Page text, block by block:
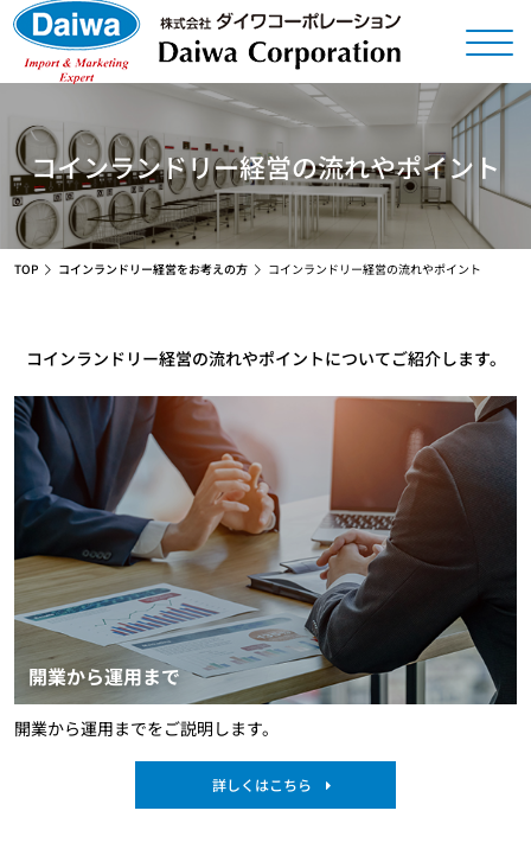
コインランドリー経営の流れやポイント
TOP コインランドリー経営をお考えの方 コインランドリー経営の流れやポイント
コインランドリー経営の流れやポイントについてご紹介します。
開業から運用まで
開業から運用までをご説明します。
詳しくはこちら